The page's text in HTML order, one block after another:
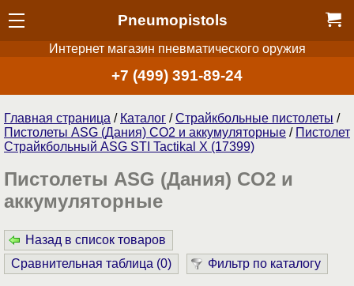
Pneumopistols
Интернет магазин пневматического оружия
+7 (499) 391-89-24
Главная страница / Каталог /Страйкбольные пистолеты /
Пистолеты ASG (Дания) CO2 и аккумуляторные / Пистолет
Страйкбольный ASG STI Tactikal X (17399)
Пистолеты ASG (Дания) CO2 и
аккумуляторные
Назад в список товаров
Сравнительная таблица (0) Фильтр по каталогу